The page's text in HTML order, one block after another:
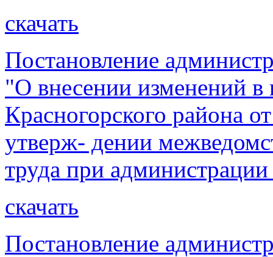
скачать
Постановление
"О внесении изменений в
Красногорского района
утверж- дении
труда при
скачать
Постановление